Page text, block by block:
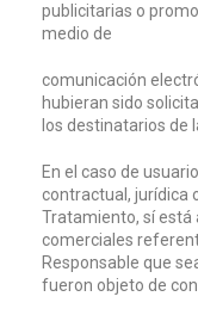
publicitarias o
medio de
comunicación
hubieran sido
los destinatarios de
En el caso de
contractual, jurídica
Tratamiento, sí está
comerciales
Responsable que
fueron objeto de